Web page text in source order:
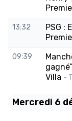
13:32
PSG :
09:39
Villa -
Mercredi 6